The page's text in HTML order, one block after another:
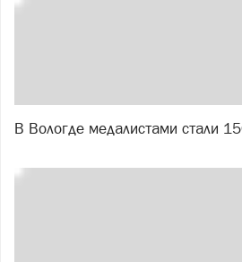
В Вологде медалистами стали